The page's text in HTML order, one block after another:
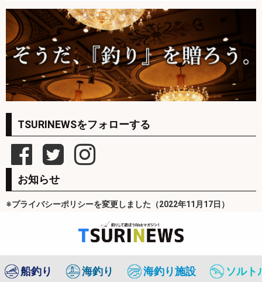
TSURINEWSをフォローする
お知らせ
※プライバシーポリシーを変更しました（2022年11月17日）
船釣り 海釣り 海釣り施設 ソルト